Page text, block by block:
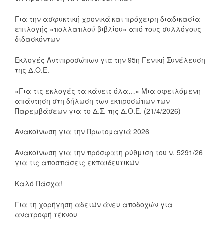
Για την ασφυκτική χρονικά και πρόχειρη διαδικασία
επιλογής «πολλαπλού βιβλίου» από τους συλλόγους
διδασκόντων
Εκλογές Αντιπροσώπων για την 95η Γενική Συνέλευση
της Δ.Ο.Ε.
«Για τις εκλογές τα κάνεις όλα…» Μια οφειλόμενη
απάντηση στη δήλωση των εκπροσώπων των
Παρεμβάσεων για το Δ.Σ. της Δ.Ο.Ε. (21/4/2026)
Ανακοίνωση για την Πρωτομαγιά 2026
Ανακοίνωση για την πρόσφατη ρύθμιση του ν. 5291/26
για τις αποσπάσεις εκπαιδευτικών
Καλό Πάσχα!
Για τη χορήγηση αδειών άνευ αποδοχών για
ανατροφή τέκνου